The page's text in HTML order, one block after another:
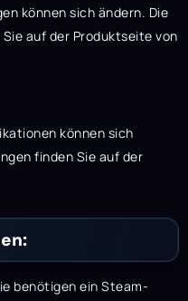
können sich ändern. Die
auf der Produktseite von
können sich
finden Sie auf der
benötigen ein Steam-